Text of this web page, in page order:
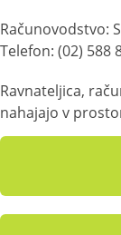
Računovodstvo:
Telefon: (02) 588
Ravnateljica,
nahajajo v